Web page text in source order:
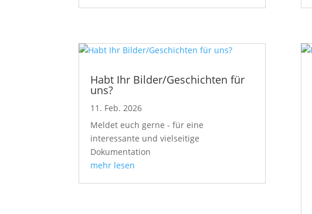
Habt Ihr Bilder/Geschichten für
uns?
11. Feb. 2026
Meldet euch gerne - für eine
interessante und vielseitige
Dokumentation
mehr lesen